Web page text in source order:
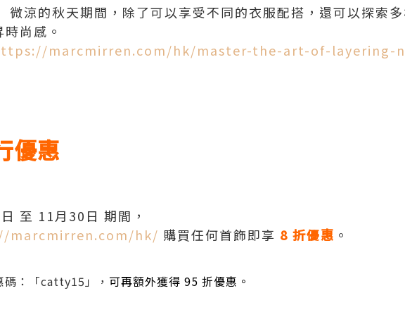
微涼的秋天期間，除了可以享受不同的衣服配搭，還可以探索
尚感。
marcmirren.com/hk/master-the-art-of-layering-
優惠
至 11月30日 期間，
marcmirren.com/hk/ 購買任何首飾即享 8 折優惠 。
：「catty15」， 可再額外獲得 95 折優惠。